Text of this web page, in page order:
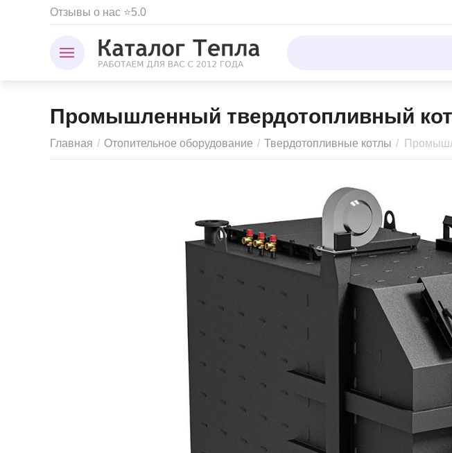
Отзывы о нас ⭐5.0
Промышленный твердотопливный
Главная / Отопительное оборудование / Твердотопливные котлы /